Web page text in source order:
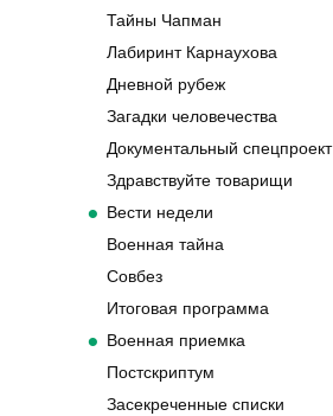
Тайны Чапман
Лабиринт Карнаухова
Дневной рубеж
Загадки человечества
Документальный спецпроект
Здравствуйте товарищи
Вести недели
Военная тайна
Совбез
Итоговая программа
Военная приемка
Постскриптум
Засекреченные списки